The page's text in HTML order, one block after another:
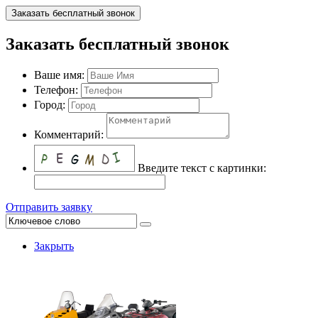
Заказать бесплатный звонок
Заказать бесплатный звонок
Ваше имя:
Телефон:
Город:
Комментарий:
Введите текст с картинки:
Отправить заявку
Закрыть